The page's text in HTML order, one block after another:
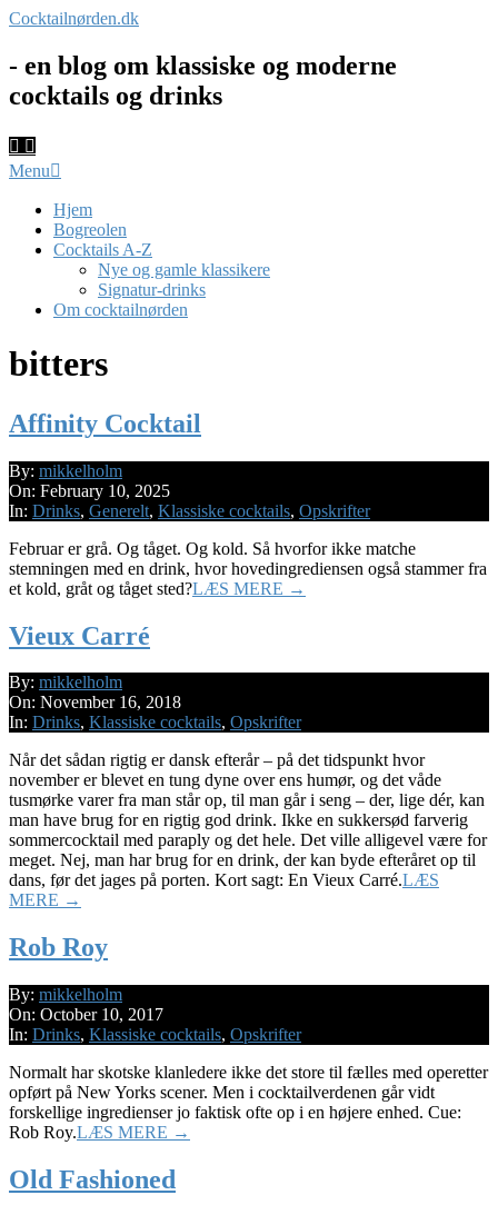
Skip
content
Cocktailnørden.dk
- en blog om klassiske og moderne
cocktails og drinks
Primary
Menu
Menu
Hjem
Bogreolen
Cocktails A-Z
Nye og gamle klassikere
Signatur-drinks
Om cocktailnørden
bitters
Affinity Cocktail
2025-
02-
10
By: mikkelholm
On: February 10, 2025
In: Drinks, Generelt, Klassiske cocktails, Opskrifter
Februar er grå. Og tåget. Og kold. Så hvorfor ikke matche
stemningen med en drink, hvor hovedingrediensen også stammer fra
et kold, gråt og tåget sted?LÆS MERE →
Vieux Carré
2018-
11-
16
By: mikkelholm
On: November 16, 2018
In: Drinks, Klassiske cocktails, Opskrifter
Når det sådan rigtig er dansk efterår – på det tidspunkt hvor
november er blevet en tung dyne over ens humør, og det våde
tusmørke varer fra man står op, til man går i seng – der, lige dér, kan
man have brug for en rigtig god drink. Ikke en sukkersød farverig
sommercocktail med paraply og det hele. Det ville alligevel være for
meget. Nej, man har brug for en drink, der kan byde efteråret op til
dans, før det jages på porten. Kort sagt: En Vieux Carré.LÆS
MERE →
Rob Roy
2017-
10-
10
By: mikkelholm
On: October 10, 2017
In: Drinks, Klassiske cocktails, Opskrifter
Normalt har skotske klanledere ikke det store til fælles med operetter
opført på New Yorks scener. Men i cocktailverdenen går vidt
forskellige ingredienser jo faktisk ofte op i en højere enhed. Cue:
Rob Roy.LÆS MERE →
Old Fashioned